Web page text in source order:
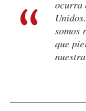
ocurra
somos
que